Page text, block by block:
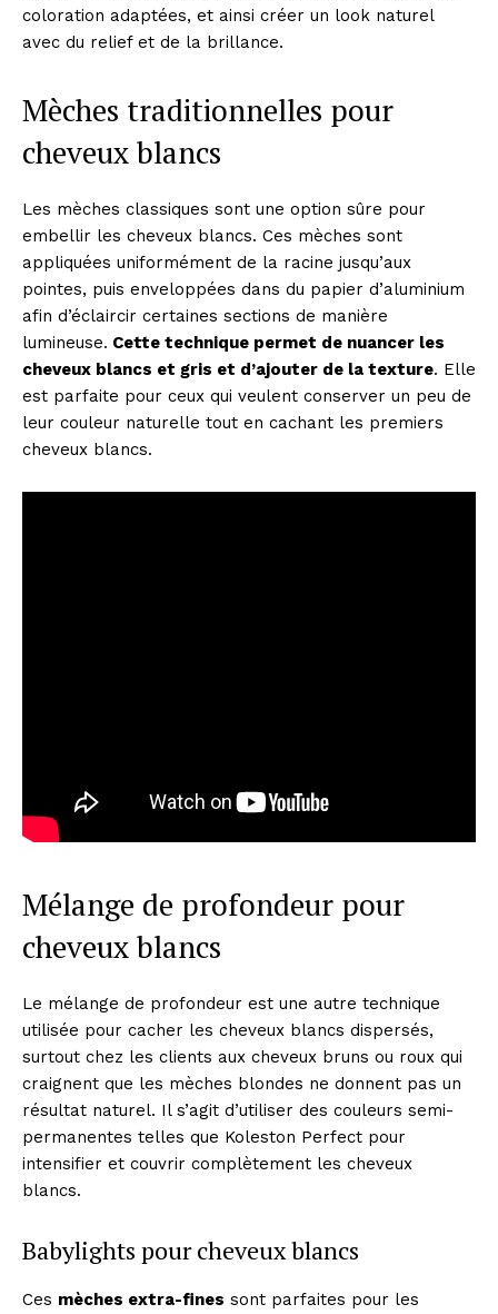
coloration adaptées, et ainsi créer un look naturel
avec du relief et de la brillance.
Mèches traditionnelles pour
cheveux blancs
Les mèches classiques sont une option sûre pour
embellir les cheveux blancs. Ces mèches sont
appliquées uniformément de la racine jusqu’aux
pointes, puis enveloppées dans du papier d’aluminium
afin d’éclaircir certaines sections de manière
lumineuse. Cette technique permet de nuancer les
cheveux blancs et gris et d’ajouter de la texture. Elle
est parfaite pour ceux qui veulent conserver un peu de
leur couleur naturelle tout en cachant les premiers
cheveux blancs.
Mélange de profondeur pour
cheveux blancs
Le mélange de profondeur est une autre technique
utilisée pour cacher les cheveux blancs dispersés,
surtout chez les clients aux cheveux bruns ou roux qui
craignent que les mèches blondes ne donnent pas un
résultat naturel. Il s’agit d’utiliser des couleurs semi-
permanentes telles que Koleston Perfect pour
intensifier et couvrir complètement les cheveux
blancs.
Babylights pour cheveux blancs
Ces mèches extra-fines sont parfaites pour les